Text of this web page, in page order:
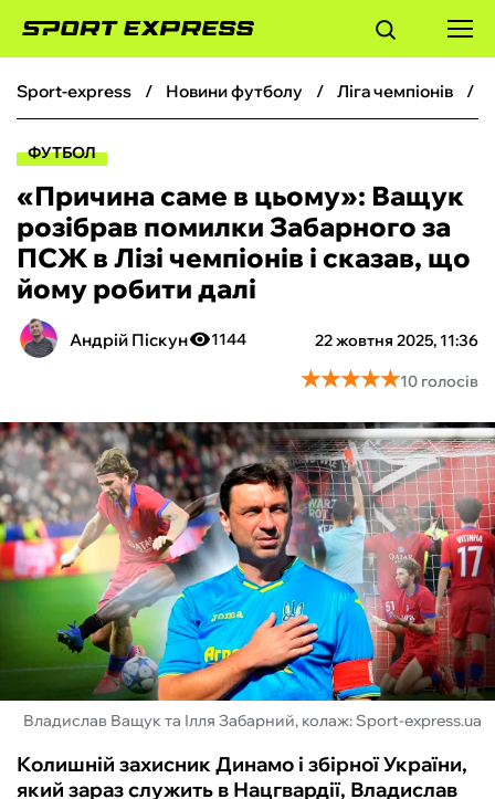
ФУТБОЛ
БОКС
ХОКЕЙ
ТЕНІС
КІБЕРСПОРТ
ЧС-2026
ФУТЗАЛ
БУКМЕКЕРИ
sport-express новини футболу ліга чемпіонів
ФУТБОЛ
«Причина саме в цьому»: Ващук
розібрав помилки Забарного за
ПСЖ в Лізі чемпіонів і сказав, що
йому робити далі
Андрій Піскун 22 жовтня 2025, 11:36
1144
★★★★★
★★★★★10 голосів
Владислав Ващук та Ілля Забарний, колаж: Sport-express.ua
Колишній захисник Динамо і збірної України,
який зараз служить в Нацгвардії, Владислав